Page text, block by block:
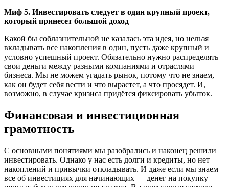
Миф 5. Инвестировать следует в один крупный проект,
который принесет большой доход
Какой бы соблазнительной не казалась эта идея, но нельзя
вкладывать все накопления в один, пусть даже крупный и
условно успешный проект. Обязательно нужно распределять
свои деньги между разными компаниями и отраслями
бизнеса. Мы не можем угадать рынок, потому что не знаем,
как он будет себя вести и что вырастет, а что просядет. И,
возможно, в случае кризиса придётся фиксировать убыток.
Финансовая и инвестиционная
грамотность
С основными понятиями мы разобрались и наконец решили
инвестировать. Однако у нас есть долги и кредиты, но нет
накоплений и привычки откладывать. И даже если мы знаем
все об инвестициях для начинающих — денег на покупку